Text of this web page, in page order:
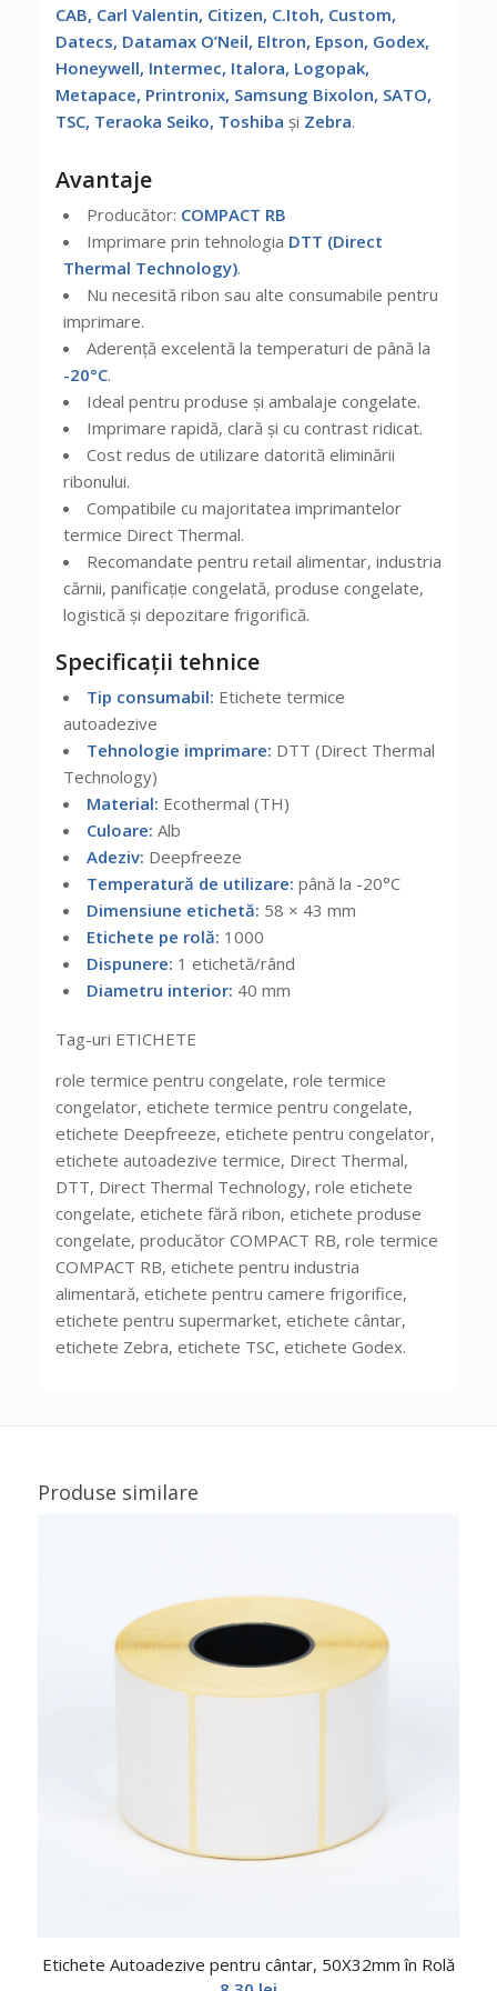
CAB, Carl Valentin, Citizen, C.Itoh, Custom,
Datecs, Datamax O’Neil, Eltron, Epson, Godex,
Honeywell, Intermec, Italora, Logopak,
Metapace, Printronix, Samsung Bixolon, SATO,
TSC, Teraoka Seiko, Toshiba și Zebra.
Avantaje
Producător: COMPACT RB
Imprimare prin tehnologia DTT (Direct
Thermal Technology).
Nu necesită ribon sau alte consumabile pentru
imprimare.
Aderență excelentă la temperaturi de până la
-20°C.
Ideal pentru produse și ambalaje congelate.
Imprimare rapidă, clară și cu contrast ridicat.
Cost redus de utilizare datorită eliminării
ribonului.
Compatibile cu majoritatea imprimantelor
termice Direct Thermal.
Recomandate pentru retail alimentar, industria
cărnii, panificație congelată, produse congelate,
logistică și depozitare frigorifică.
Specificații tehnice
Tip consumabil: Etichete termice
autoadezive
Tehnologie imprimare: DTT (Direct Thermal
Technology)
Material: Ecothermal (TH)
Culoare: Alb
Adeziv: Deepfreeze
Temperatură de utilizare: până la -20°C
Dimensiune etichetă: 58 × 43 mm
Etichete pe rolă: 1000
Dispunere: 1 etichetă/rând
Diametru interior: 40 mm
Tag-uri ETICHETE
role termice pentru congelate, role termice
congelator, etichete termice pentru congelate,
etichete Deepfreeze, etichete pentru congelator,
etichete autoadezive termice, Direct Thermal,
DTT, Direct Thermal Technology, role etichete
congelate, etichete fără ribon, etichete produse
congelate, producător COMPACT RB, role termice
COMPACT RB, etichete pentru industria
alimentară, etichete pentru camere frigorifice,
etichete pentru supermarket, etichete cântar,
etichete Zebra, etichete TSC, etichete Godex.
Produse similare
Etichete Autoadezive pentru cântar, 50X32mm în Rolă